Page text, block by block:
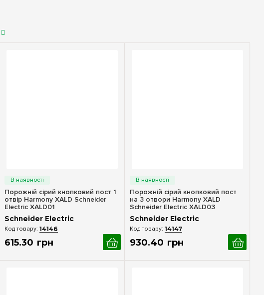
Порожній сірий кнопковий пост 1
отвір Harmony XALD Schneider
Electric XALD01
Schneider Electric
14146
615.30 грн
Порожній сірий кнопковий пост
на 3 отвори Harmony XALD
Schneider Electric XALD03
Schneider Electric
14147
930.40 грн